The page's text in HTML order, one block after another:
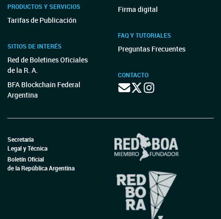
PRODUCTOS Y SERVICIOS
Tarifas de Publicación
SITIOS DE INTERÉS
Red de Boletines Oficiales
de la R. A.
BFA Blockchain Federal
Argentina
Firma digital
FAQ Y TUTORIALES
Preguntas Frecuentes
CONTACTO
Secretaría
Legal y Técnica
Boletín Oficial
de la República Argentina